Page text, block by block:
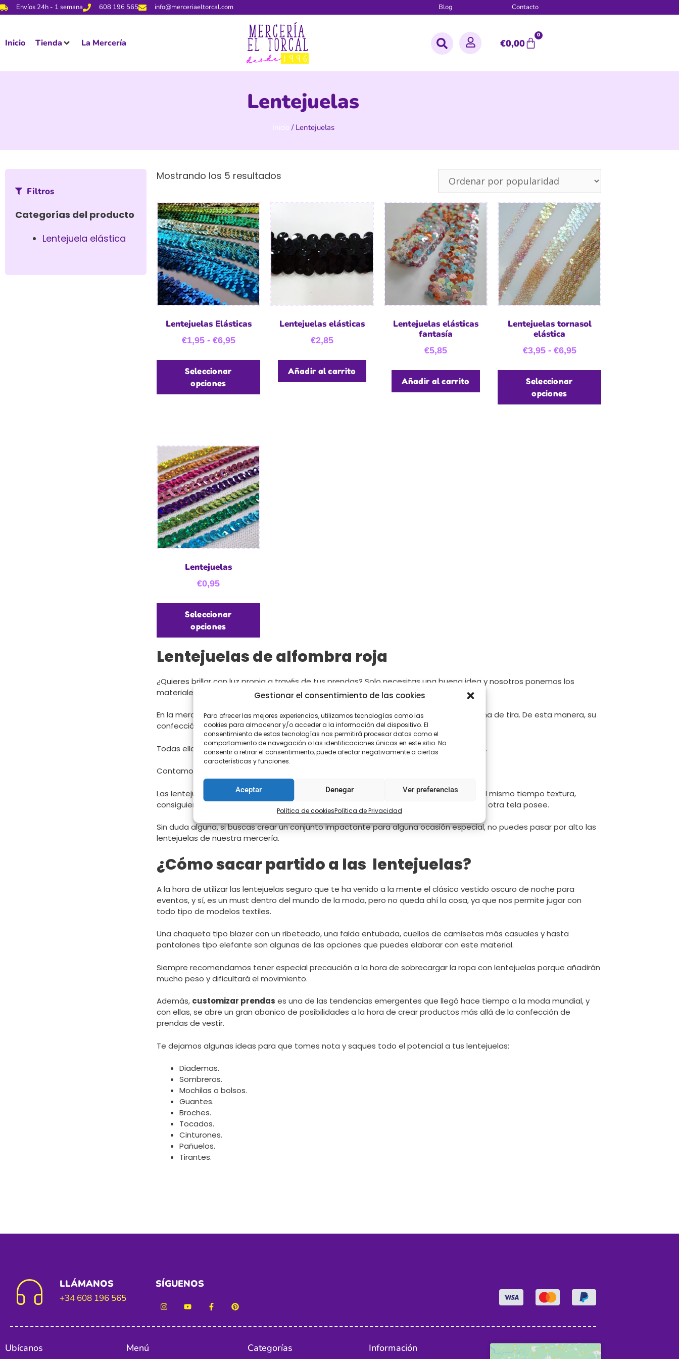
Gestionar el consentimiento de las cookies
Para ofrecer las mejores experiencias, utilizamos tecnologías como las
cookies para almacenar y/o acceder a la información del dispositivo. El
consentimiento de estas tecnologías nos permitirá procesar datos como el
comportamiento de navegación o las identificaciones únicas en este sitio. No
consentir o retirar el consentimiento, puede afectar negativamente a ciertas
características y funciones.
Aceptar Denegar Ver preferencias
Política de cookiesPolítica de Privacidad
Envíos 24h - 1 semana 608 196 565 info@merceriaeltorcal.com Blog Contacto
Inicio Tienda La Mercería €0,00
0
Lentejuelas
Inicio / Lentejuelas
Filtros
Categorías del producto
Lentejuela elástica
Mostrando los 5 resultados
Lentejuelas Elásticas
€1,95 - €6,95
Seleccionar
opciones
Lentejuelas elásticas
€2,85
Añadir al carrito
Lentejuelas elásticas
fantasía
€5,85
Añadir al carrito
Lentejuelas tornasol
elástica
€3,95 - €6,95
Seleccionar
opciones
Lentejuelas
€0,95
Seleccionar
opciones
Lentejuelas de alfombra roja
¿Quieres brillar con luz propia a través de tus prendas? Solo necesitas una buena idea y nosotros ponemos los
materiales, como nuestras lentejuelas decalidad premium.
En la mercería online ya tienes donde comprar lentejuelas grandes y pequeñas en forma de tira. De esta manera, su
confección te resultará lo más sencilla posible al no tener que ir insertando una a una.
Todas ellas sonelásticaslo que permite su costura sobre tejidos elásticos y de punto.
Contamos con tamaños heterogéneos para que se adapte a tu boceto.
Las lentejuelas están producidas con materiales que aportan flexibilidad y ligereza, y al mismo tiempo textura,
consiguiendo que al unirlas entre sí se cree un movimiento característico que ninguna otra tela posee.
Sin duda alguna, si buscas crear un conjunto impactante para alguna ocasión especial, no puedes pasar por alto las
lentejuelas de nuestra mercería.
¿Cómo sacar partido a las lentejuelas?
A la hora de utilizar las lentejuelas seguro que te ha venido a la mente el clásico vestido oscuro de noche para
eventos, y sí, es un must dentro del mundo de la moda, pero no queda ahí la cosa, ya que nos permite jugar con
todo tipo de modelos textiles.
Una chaqueta tipo blazer con un ribeteado, una falda entubada, cuellos de camisetas más casuales y hasta
pantalones tipo elefante son algunas de las opciones que puedes elaborar con este material.
Siempre recomendamos tener especial precaución a la hora de sobrecargar la ropa con lentejuelas porque añadirán
mucho peso y dificultará el movimiento.
Además, customizar prendas es una de las tendencias emergentes que llegó hace tiempo a la moda mundial, y
con ellas, se abre un gran abanico de posibilidades a la hora de crear productos más allá de la confección de
prendas de vestir.
Te dejamos algunas ideas para que tomes nota y saques todo el potencial a tus lentejuelas:
Diademas.
Sombreros.
Mochilas o bolsos.
Guantes.
Broches.
Tocados.
Cinturones.
Pañuelos.
Tirantes.
LLÁMANOS
+34 608 196 565
SÍGUENOS
Ubícanos Menú Categorías Información